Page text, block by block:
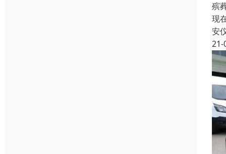
殡
现
安
21-